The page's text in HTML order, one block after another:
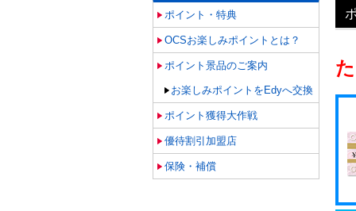
ポイント・特典
OCSお楽しみポイントとは？
ポイント景品のご案内
お楽しみポイントをEdyへ交換
ポイント獲得大作戦
優待割引加盟店
保険・補償